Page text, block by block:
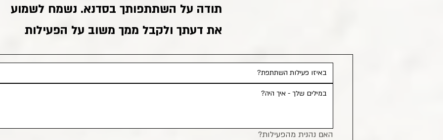
תודה על השתתפותך בסדנא. נשמח לשמוע
את דעתך ולקבל ממך משוב על הפעילות
האם נהנית מהפעילות?